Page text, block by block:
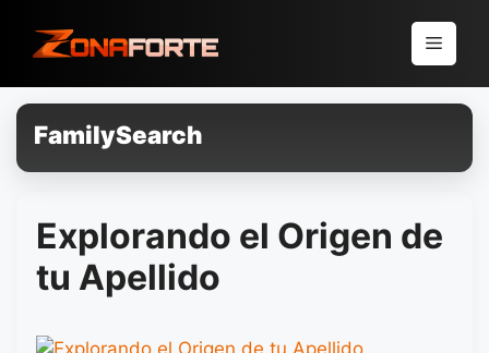
para
conteúdo
Menu
FamilySearch
Explorando el Origen de
tu Apellido